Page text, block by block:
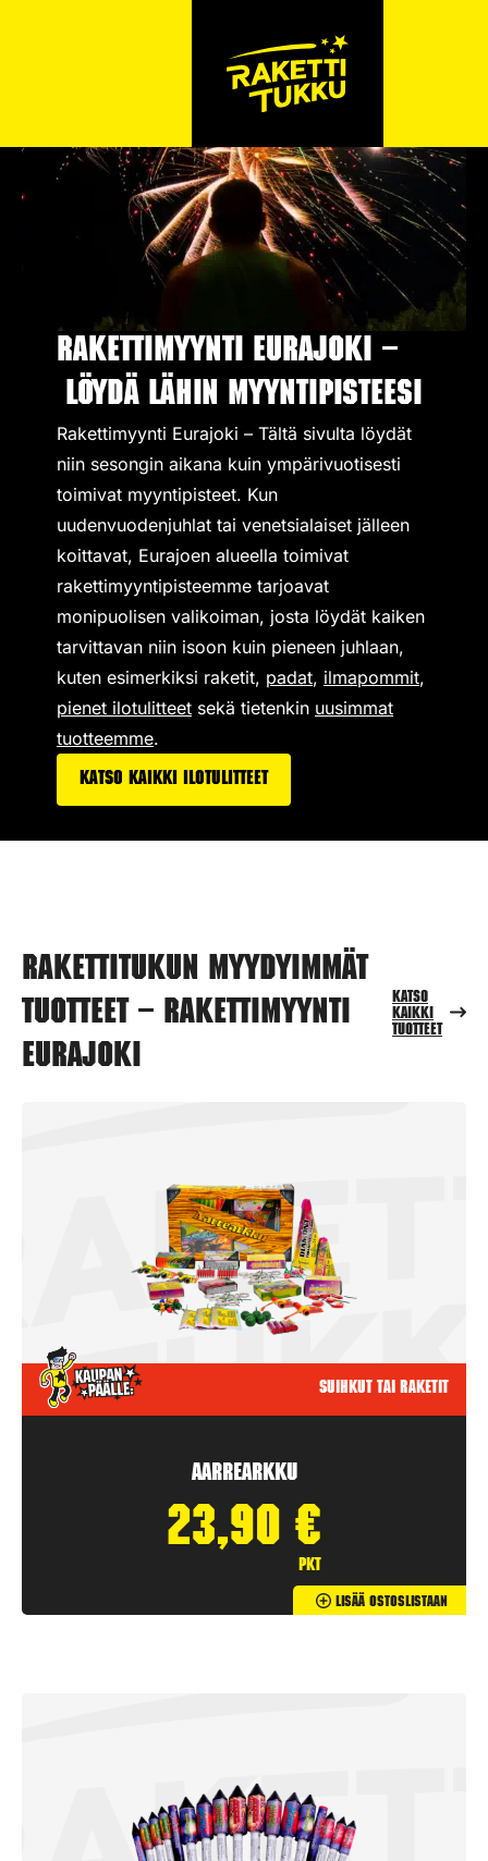
Rakettimyynti Eurajoki –
Löydä lähin myyntipisteesi
Rakettimyynti Eurajoki – Tältä sivulta löydät
niin sesongin aikana kuin ympärivuotisesti
toimivat myyntipisteet. Kun
uudenvuodenjuhlat tai venetsialaiset jälleen
koittavat, Eurajoen alueella toimivat
rakettimyyntipisteemme tarjoavat
monipuolisen valikoiman, josta löydät kaiken
tarvittavan niin isoon kuin pieneen juhlaan,
kuten esimerkiksi raketit, padat, ilmapommit,
pienet ilotulitteet sekä tietenkin uusimmat
tuotteemme.
Katso kaikki ilotulitteet
Rakettitukun myydyimmät
tuotteet – Rakettimyynti
Eurajoki
Katso
kaikki
tuotteet
Suihkut tai raketit
Aarrearkku
23,90 €
pkt
Lisää Ostoslistaan